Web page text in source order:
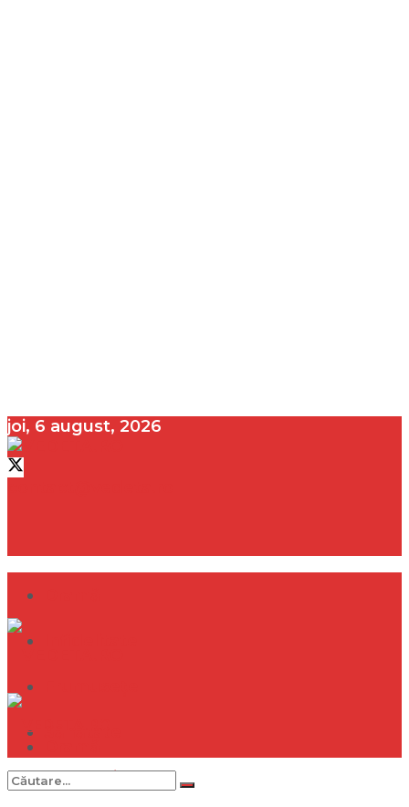
joi, 6 august, 2026
Internațional